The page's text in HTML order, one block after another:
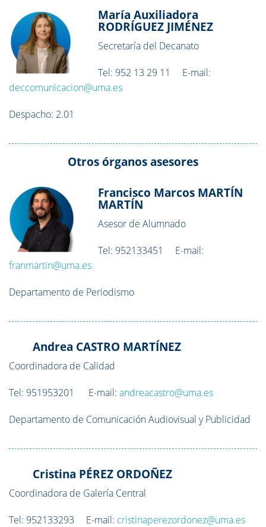
María Auxiliadora
RODRÍGUEZ JIMÉNEZ
Secretaría del Decanato
Tel: 952 13 29 11 E-mail:
deccomunicacion@uma.es
Despacho: 2.01
Otros órganos asesores
Francisco Marcos MARTÍN
MARTÍN
Asesor de Alumnado
Tel: 952133451 E-mail:
franmartin@uma.es
Departamento de Periodismo
Andrea CASTRO MARTÍNEZ
Coordinadora de Calidad
Tel: 951953201 E-mail: andreacastro@uma.es
Departamento de Comunicación Audiovisual y Publicidad
Cristina PÉREZ ORDOÑEZ
Coordinadora de Galería Central
Tel: 952133293 E-mail: cristinaperezordonez@uma.es